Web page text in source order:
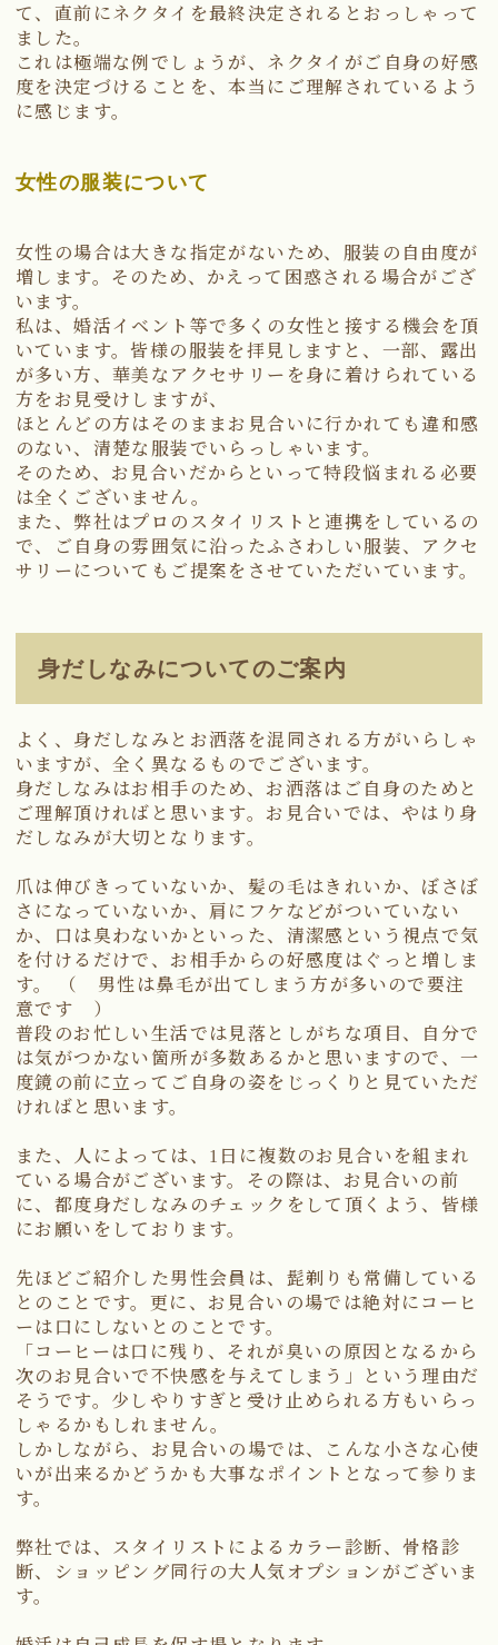
て、直前にネクタイを最終決定されるとおっしゃって
ました。
これは極端な例でしょうが、ネクタイがご自身の好感
度を決定づけることを、本当にご理解されているよう
に感じます。
女性の服装について
女性の場合は大きな指定がないため、服装の自由度が
増します。そのため、かえって困惑される場合がござ
います。
私は、婚活イベント等で多くの女性と接する機会を頂
いています。皆様の服装を拝見しますと、一部、露出
が多い方、華美なアクセサリーを身に着けられている
方をお見受けしますが、
ほとんどの方はそのままお見合いに行かれても違和感
のない、清楚な服装でいらっしゃいます。
そのため、お見合いだからといって特段悩まれる必要
は全くございません。
また、弊社はプロのスタイリストと連携をしているの
で、ご自身の雰囲気に沿ったふさわしい服装、アクセ
サリーについてもご提案をさせていただいています。
身だしなみについてのご案内
よく、身だしなみとお洒落を混同される方がいらしゃ
いますが、全く異なるものでございます。
身だしなみはお相手のため、お洒落はご自身のためと
ご理解頂ければと思います。お見合いでは、やはり身
だしなみが大切となります。
爪は伸びきっていないか、髪の毛はきれいか、ぼさぼ
さになっていないか、肩にフケなどがついていない
か、口は臭わないかといった、清潔感という視点で気
を付けるだけで、お相手からの好感度はぐっと増しま
す。 （ 男性は鼻毛が出てしまう方が多いので要注
意です ）
普段のお忙しい生活では見落としがちな項目、自分で
は気がつかない箇所が多数あるかと思いますので、一
度鏡の前に立ってご自身の姿をじっくりと見ていただ
ければと思います。
また、人によっては、1日に複数のお見合いを組まれ
ている場合がございます。その際は、お見合いの前
に、都度身だしなみのチェックをして頂くよう、皆様
にお願いをしております。
先ほどご紹介した男性会員は、髭剃りも常備している
とのことです。更に、お見合いの場では絶対にコーヒ
ーは口にしないとのことです。
「コーヒーは口に残り、それが臭いの原因となるから
次のお見合いで不快感を与えてしまう」という理由だ
そうです。少しやりすぎと受け止められる方もいらっ
しゃるかもしれません。
しかしながら、お見合いの場では、こんな小さな心使
いが出来るかどうかも大事なポイントとなって参りま
す。
弊社では、スタイリストによるカラー診断、骨格診
断、ショッピング同行の大人気オプションがございま
す。